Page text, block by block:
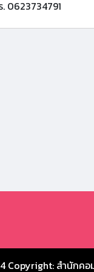
0623734791
Copyright: สำนักคอ